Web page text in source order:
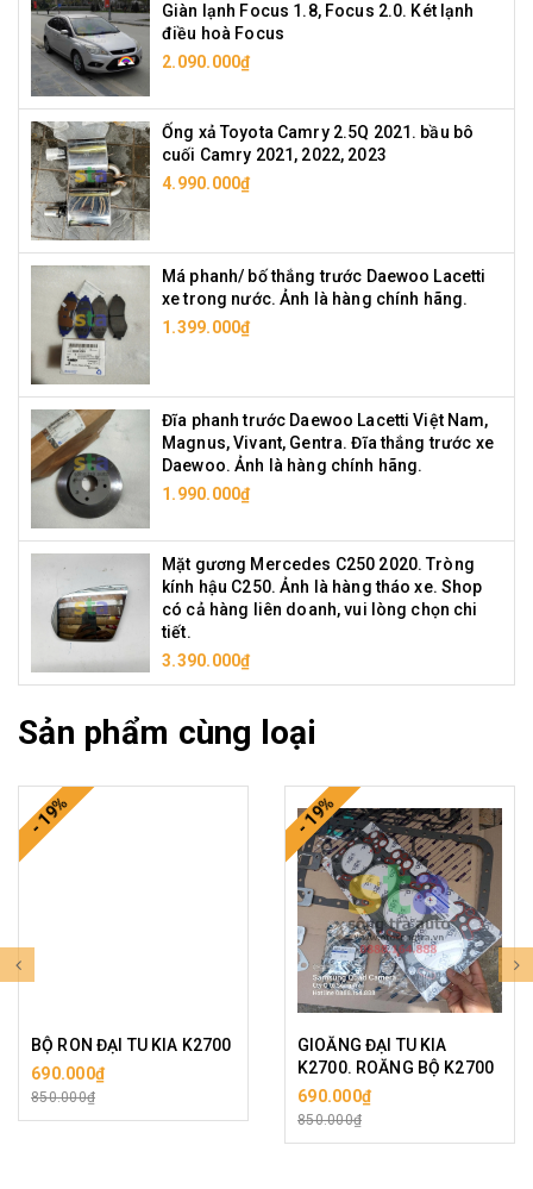
Giàn lạnh Focus 1.8, Focus 2.0. Két lạnh
điều hoà Focus
2.090.000₫
Ống xả Toyota Camry 2.5Q 2021. bầu bô
cuối Camry 2021, 2022, 2023
4.990.000₫
Má phanh/ bố thắng trước Daewoo Lacetti
xe trong nước. Ảnh là hàng chính hãng.
1.399.000₫
Đĩa phanh trước Daewoo Lacetti Việt Nam,
Magnus, Vivant, Gentra. Đĩa thắng trước xe
Daewoo. Ảnh là hàng chính hãng.
1.990.000₫
Mặt gương Mercedes C250 2020. Tròng
kính hậu C250. Ảnh là hàng tháo xe. Shop
có cả hàng liên doanh, vui lòng chọn chi
tiết.
3.390.000₫
Sản phẩm cùng loại
- 19%
BỘ RON ĐẠI TU KIA K2700
690.000₫
850.000₫
- 19%
GIOĂNG ĐẠI TU KIA
K2700. ROĂNG BỘ K2700
690.000₫
850.000₫